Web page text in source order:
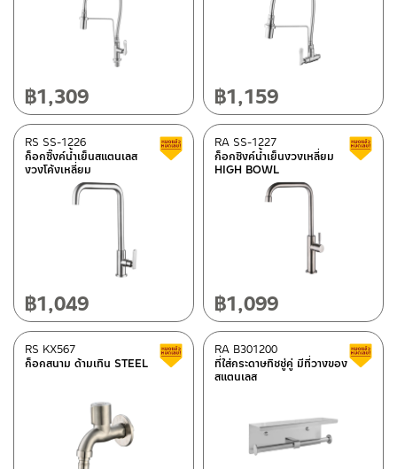
฿1,309 ฿1,159
ก็อกซิ๊งค์น้ำเย็นสแตนเลส
งวงโค้งเหลี่ยม
RS SS-1226 Clearance sale
฿1,049
ก็อกซิงค์น้ำเย็นงวงเหลี่ยม
HIGH BOWL
RA SS-1227
฿1,099
ก็อกสนาม ด้ามเทิน STEEL
RS KX567 Clearance sale
ที่ใส่กระดาษทิชชู่คู่ มีที่วางของ
สแตนเลส
RA B301200